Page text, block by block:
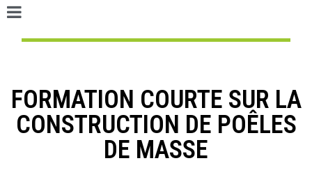
FORMATION COURTE SUR LA
CONSTRUCTION DE POÊLES
DE MASSE